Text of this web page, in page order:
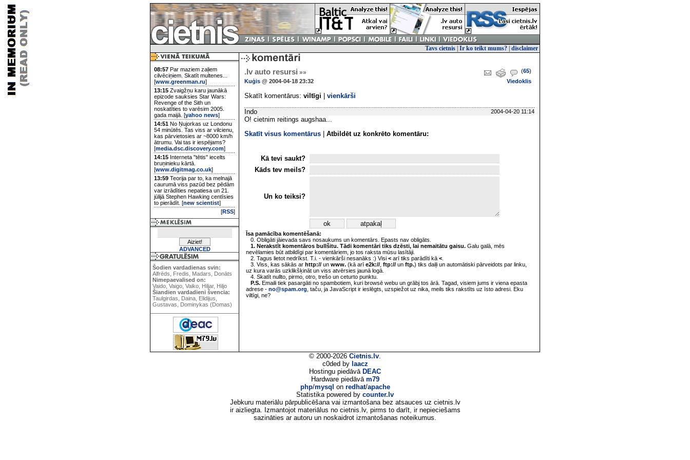
Tavs cietnis Ir ko teikt mums? disclaimer
08:57 Par maziem zaļiem
cilvēciņiem. Skatīt multenes...
[www.greenman.ru]
13:15 Zvaigžņu karu jaunākā
epizode sauksies Star Wars:
Revenge of the Sith un
noskatīties to varēsim 2005.
gada maijā. [yahoo news]
14:51 No Ņujorkas uz Londonu
54 minūtēs. Tas viss ar vilcienu,
kas pārvietosies ar ~8000 km/h
ātrumu. Vai tas ir iespējams?
[media.dsc.discovery.com]
14:15 Interneta "tētis" iecelts
bruņinieku kārtā.
[www.digitmag.co.uk]
13:59 Teorija par to, ka melnajā
caurumā viss pazūd bez pēdām
var izrādīties nepatiesa un 21.
jūlijā Stephen Hawking centīsies
to pierādīt. [new scientist]
[RSS]
ADVANCED
Šodien vardadienas svin:
Alfrēds, Fredis, Madars, Donāts
Nimepaevalised on:
Vaido, Vaigo, Vaiko, Hiljar, Hiljo
Šiandien vardadieni švencia:
Taulgirdas, Daina, Elidijus,
Gustavas, Dominykas (Domas)
.lv auto resursi »» (65)
Kuģis @ 2004-04-18 23:32 Viedoklis
Skatīt komentārus: viltīgi vienkārši
Indo 2004-04-20 11:14
O! cietnim reitings augshaa...
Skatīt visus komentārus
Atbildēt uz konkrēto komentāru:
Kā tevi saukt?
Kāds tev meils?
Un ko teiksi?
Īsa pamācība komentēšanā:
0. Obligāti jāievada savs nosaukums un komentārs. Epasts nav obligāts.
1. Nerakstīt komentāros bullšitu. Tādi komentāri tiks dzēsti, lai nemaitātu gaisu. Galu galā, mēs
nevēlamies būt atbildīgi par komentāriem, jo tos raksta mūsu lasītāji.
2. Tagus lietot nedrīkst. T.i. - vienkārši nesanāks :) Visi < arī tiks parādīti kā <
3. Viss, kas sākās ar http:// un www. (kā arī e2k:// ftp:// un ftp.) tiks daiļi un automātiski pārveidots par linku,
uz kura varās uzklikšķināt un viss atvērsies jaunā logā.
4. Skatīt nullto, pirmo, otro, trešo un ceturto punktu.
P.S. Emaili tiek pasargāti no spambotiem, kuri browsē webu un grābj tos ārā. Tagad, visiem jums ir viena epasta
adrese - no@spam.org , taču, ja JavaScript ir ieslēgts, uzspiežot uz nika, meils tiks rakstīts uz īsto adresi. Eku
viltīgi, ne?
© 2000-2026 Cietnis.lv.
c0ded by laacz
Hostingu piedāvā DEAC
Hardware piedāvā m79
php/mysql on redhat/apache
Statistika powered by counter.lv
Jebkuru materiālu pārpublicēšana vai izmantošana bez atsauces uz cietnis.lv
ir aizliegta. Izmantojot materiālus no cietnis.lv, pirms to darīt, ir nepieciešams
sazināties ar autoru un noskaidrot izmantošanas noteikumus.